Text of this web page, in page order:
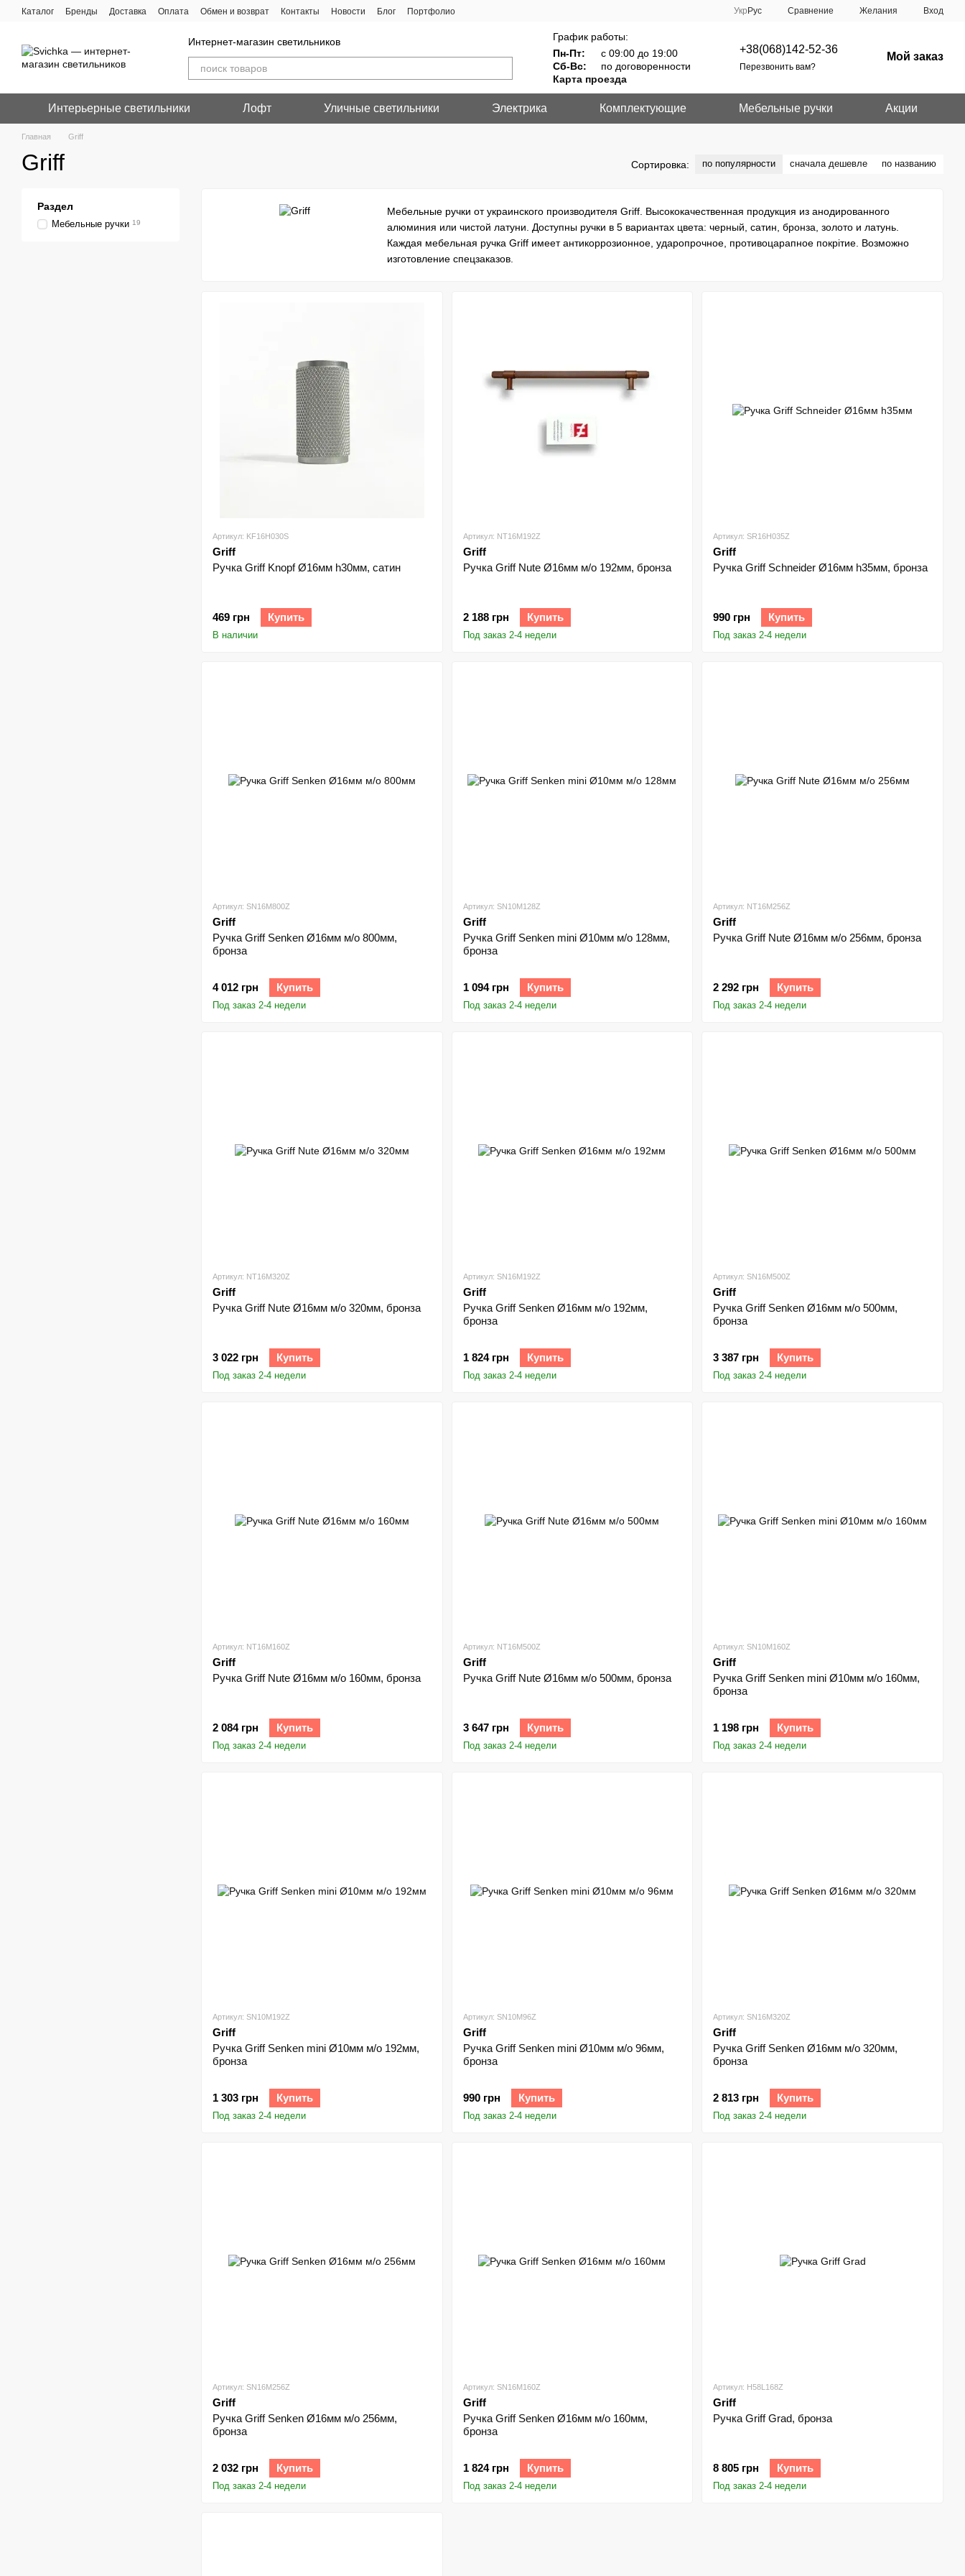
Перейти к основному контенту
Каталог Бренды Доставка Оплата Обмен и возврат Контакты Новости Блог Портфолио Укр Рус Сравнение Желания Вход
Интернет-магазин светильников
График работы:
Пн-Пт:
с 09:00 до 19:00
Сб-Вс:
по договоренности
Карта проезда
+38(068)142-52-36
Перезвонить вам?
Мой заказ
Интерьерные светильники Лофт Уличные светильники Электрика Комплектующие Мебельные ручки Акции
Главная Griff
Griff Сортировка: по популярности сначала дешевле по названию
Мебельные ручки от украинского производителя Griff. Высококачественная продукция из анодированного
алюминия или чистой латуни. Доступны ручки в 5 вариантах цвета: черный, сатин, бронза, золото и латунь.
Каждая мебельная ручка Griff имеет антикоррозионное, ударопрочное, противоцарапное покрітие. Возможно
изготовление спецзаказов.
Артикул: KF16H030S
Griff
Ручка Griff Knopf Ø16мм h30мм, сатин
469 грн Купить
В наличии
Артикул: NT16M192Z
Griff
Ручка Griff Nute Ø16мм м/о 192мм, бронза
2 188 грн Купить
Под заказ 2-4 недели
Артикул: SR16H035Z
Griff
Ручка Griff Schneider Ø16мм h35мм, бронза
990 грн Купить
Под заказ 2-4 недели
Артикул: SN16M800Z
Griff
Ручка Griff Senken Ø16мм м/о 800мм,
бронза
4 012 грн Купить
Под заказ 2-4 недели
Артикул: SN10M128Z
Griff
Ручка Griff Senken mini Ø10мм м/о 128мм,
бронза
1 094 грн Купить
Под заказ 2-4 недели
Артикул: NT16M256Z
Griff
Ручка Griff Nute Ø16мм м/о 256мм, бронза
2 292 грн Купить
Под заказ 2-4 недели
Артикул: NT16M320Z
Griff
Ручка Griff Nute Ø16мм м/о 320мм, бронза
3 022 грн Купить
Под заказ 2-4 недели
Артикул: SN16M192Z
Griff
Ручка Griff Senken Ø16мм м/о 192мм,
бронза
1 824 грн Купить
Под заказ 2-4 недели
Артикул: SN16M500Z
Griff
Ручка Griff Senken Ø16мм м/о 500мм,
бронза
3 387 грн Купить
Под заказ 2-4 недели
Артикул: NT16M160Z
Griff
Ручка Griff Nute Ø16мм м/о 160мм, бронза
2 084 грн Купить
Под заказ 2-4 недели
Артикул: NT16M500Z
Griff
Ручка Griff Nute Ø16мм м/о 500мм, бронза
3 647 грн Купить
Под заказ 2-4 недели
Артикул: SN10M160Z
Griff
Ручка Griff Senken mini Ø10мм м/о 160мм,
бронза
1 198 грн Купить
Под заказ 2-4 недели
Артикул: SN10M192Z
Griff
Ручка Griff Senken mini Ø10мм м/о 192мм,
бронза
1 303 грн Купить
Под заказ 2-4 недели
Артикул: SN10M96Z
Griff
Ручка Griff Senken mini Ø10мм м/о 96мм,
бронза
990 грн Купить
Под заказ 2-4 недели
Артикул: SN16M320Z
Griff
Ручка Griff Senken Ø16мм м/о 320мм,
бронза
2 813 грн Купить
Под заказ 2-4 недели
Артикул: SN16M256Z
Griff
Ручка Griff Senken Ø16мм м/о 256мм,
бронза
2 032 грн Купить
Под заказ 2-4 недели
Артикул: SN16M160Z
Griff
Ручка Griff Senken Ø16мм м/о 160мм,
бронза
1 824 грн Купить
Под заказ 2-4 недели
Артикул: H58L168Z
Griff
Ручка Griff Grad, бронза
8 805 грн Купить
Под заказ 2-4 недели
Раздел
Мебельные ручки 19